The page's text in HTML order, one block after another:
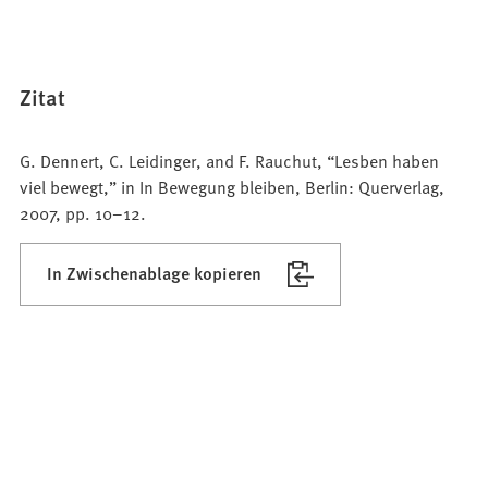
Zitat
G. Dennert, C. Leidinger, and F. Rauchut, “Lesben haben
viel bewegt,” in In Bewegung bleiben, Berlin: Querverlag,
2007, pp. 10–12.
In Zwischenablage kopieren